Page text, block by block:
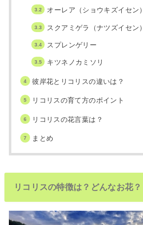
オーレア（ショウキズイセン）
スクアミゲラ（ナツズイセン）
スプレンゲリー
キツネノカミソリ
彼岸花とリコリスの違いは？
リコリスの育て方のポイント
リコリスの花言葉は？
まとめ
リコリスの特徴は？どんなお花？